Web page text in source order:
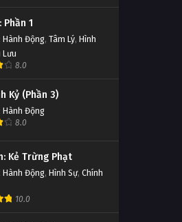
Phần 1
Hành Động, Tâm Lý, Hình
Lưu
8.0
Kỷ (Phần 3)
Hành Động
8.0
Kẻ Trừng Phạt
Hành Động, Hình Sự, Chính
10.0